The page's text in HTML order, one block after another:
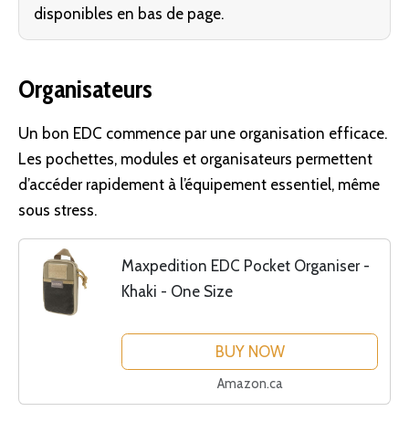
disponibles en bas de page.
Organisateurs
Un bon EDC commence par une organisation efficace.
Les pochettes, modules et organisateurs permettent
d’accéder rapidement à l’équipement essentiel, même
sous stress.
Maxpedition EDC Pocket Organiser -
Khaki - One Size
BUY NOW
Amazon.ca